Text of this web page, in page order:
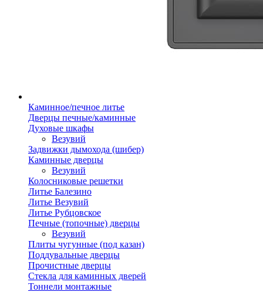
Каминное/печное литье
Дверцы печные/каминные
Духовые шкафы
Везувий
Задвижки дымохода (шибер)
Каминные дверцы
Везувий
Колосниковые решетки
Литье Балезино
Литье Везувий
Литье Рубцовское
Печные (топочные) дверцы
Везувий
Плиты чугунные (под казан)
Поддувальные дверцы
Прочистные дверцы
Стекла для каминных дверей
Тоннели монтажные